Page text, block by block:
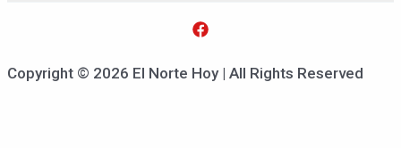
Copyright © 2026 El Norte Hoy | All Rights Reserved